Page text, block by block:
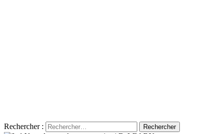
Rechercher :